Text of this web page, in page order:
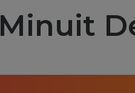
Minuit